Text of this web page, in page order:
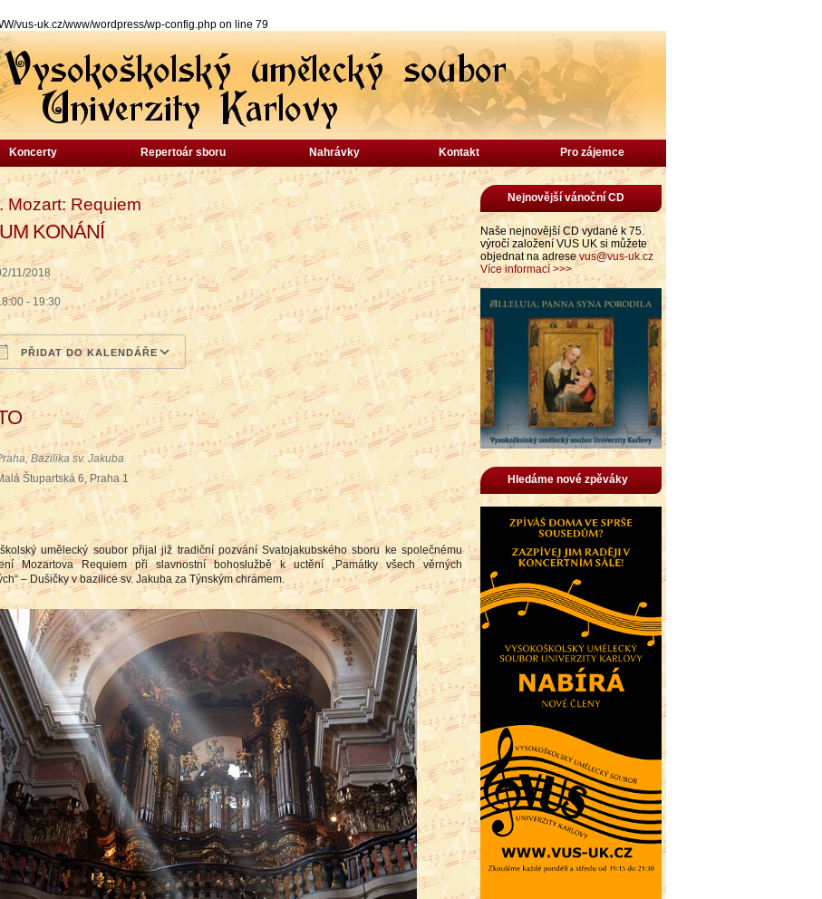
vus-uk.cz/www/wordpress/wp-config.php on line 79
Koncerty Repertoár sboru Nahrávky Kontakt Pro zájemce
Mozart: Requiem
KONÁNÍ
11/2018
- 19:30
PŘIDAT DO KALENDÁŘE
ICS
Google Calendar
iCalendarOffice 365 Outlook Live
Bazilika sv. Jakuba
Štupartská 6, Praha 1
umělecký soubor přijal již tradiční pozvání Svatojakubského sboru ke společnému
Mozartova Requiem při slavnostní bohoslužbě k uctění „Památky všech věrných
– Dušičky v bazilice sv. Jakuba za Týnským chrámem.
Nejnovější vánoční CD
Naše nejnovější CD vydané k 75.
výročí založení VUS UK si můžete
objednat na adresevus@vus-uk.cz
Více informací >>>
Hledáme nové zpěváky